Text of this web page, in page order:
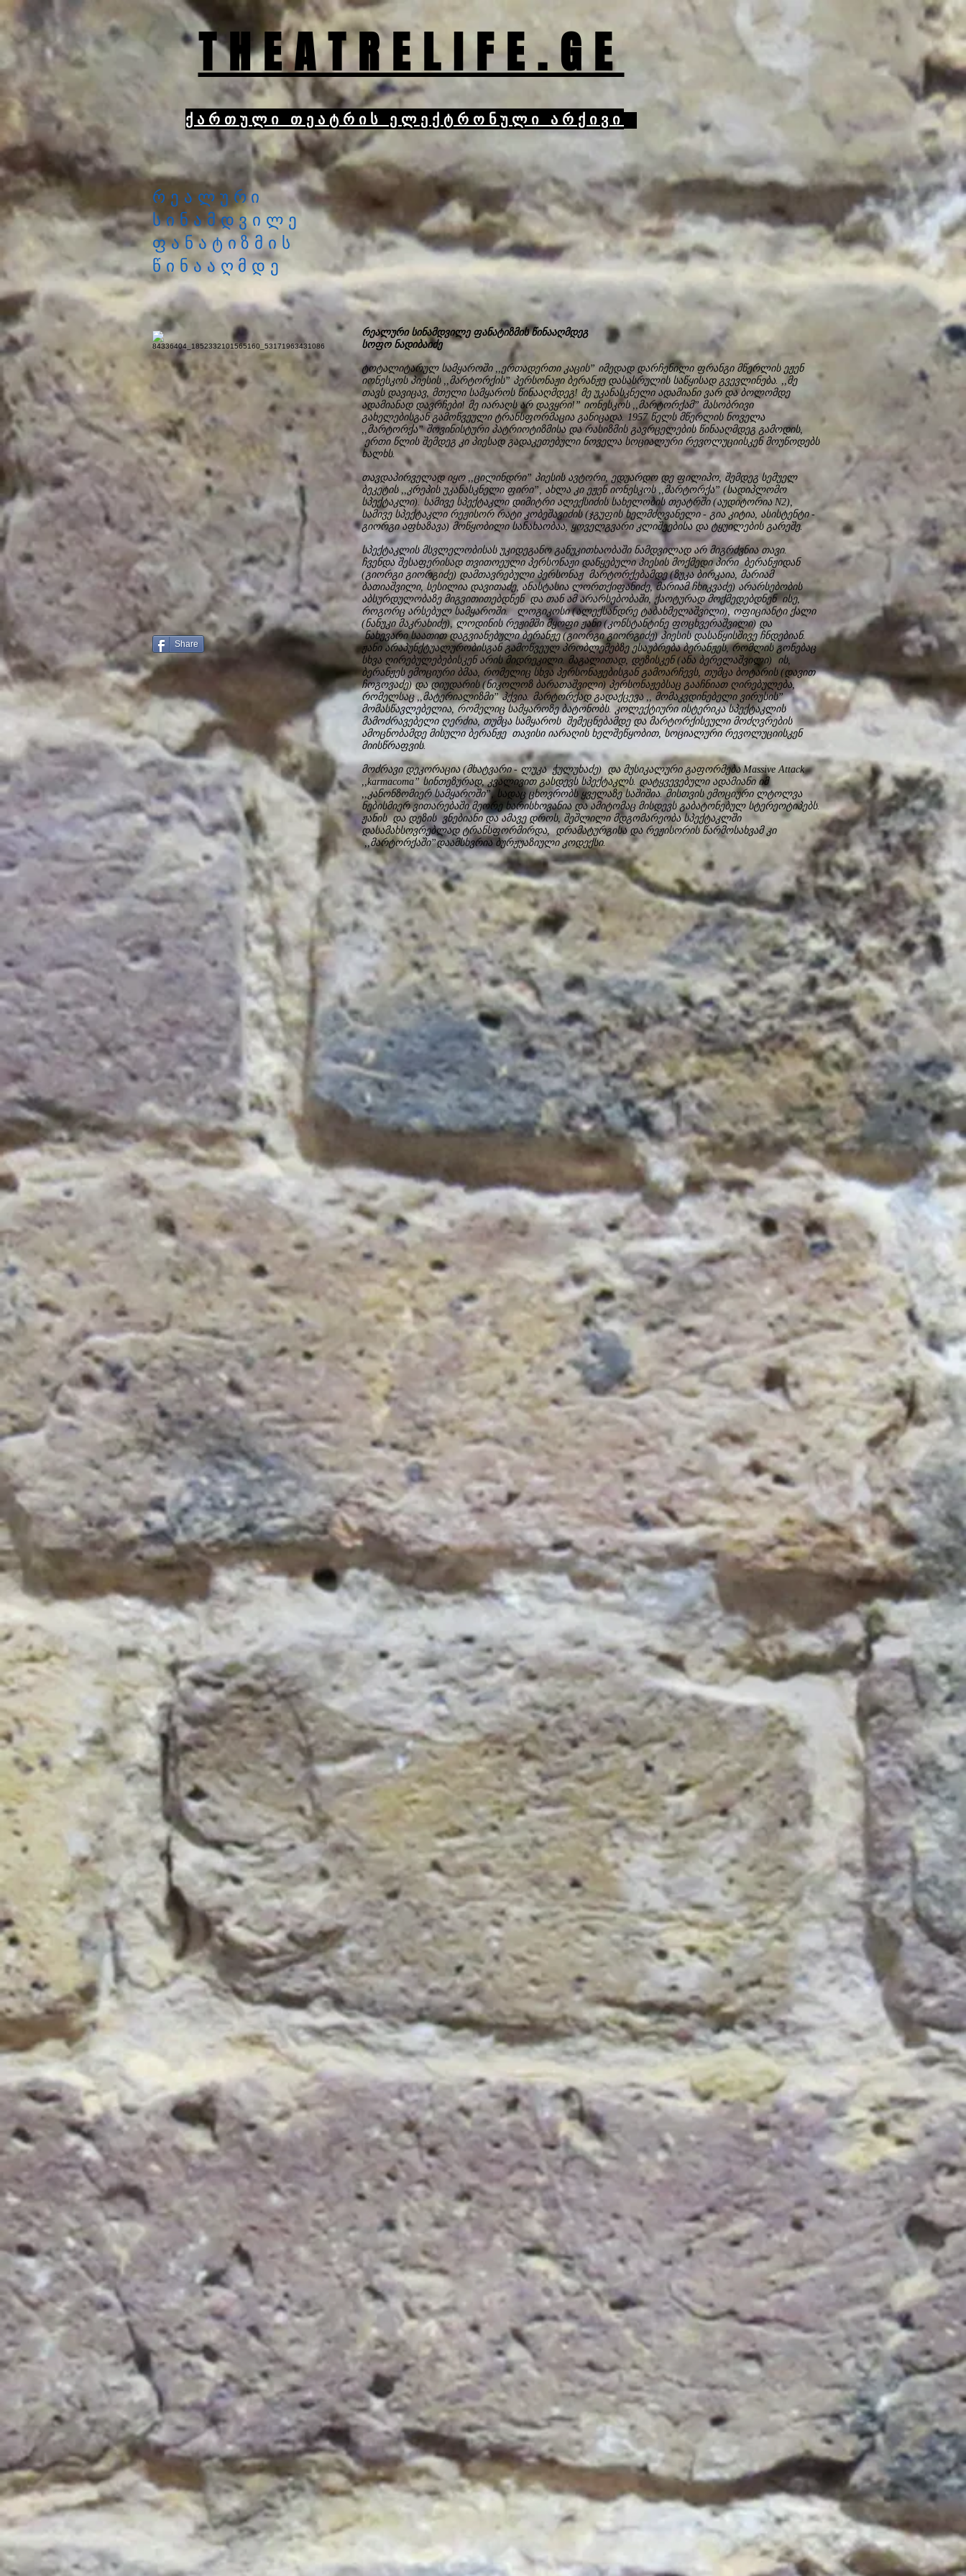
THEATRELIFE.GE
ქართული თეატრის ელექტრონული არქივი
რეალური
სინამდვილე
ფანატიზმის
წინააღმდე
Share
რეალური სინამდვილე ფანატიზმის წინააღმდეგ
სოფო ნადიბაიძე
ტოტალიტარულ სამყაროში ,,ერთადერთი კაცის” იმედად დარჩენილი ფრანგი მწერლის ეჟენ
იონესკოს პიესის ,,მარტორქის” პერსონაჟი ბერანჟე დასასრულის საწყისად გვევლინება. ,,მე
თავს დავიცავ, მთელი სამყაროს წინააღმდეგ! მე უკანასკნელი ადამიანი ვარ და ბოლომდე
ადამიანად დავრჩები! მე იარაღს არ დავყრი!” იონესკოს ,,მარტორქამ” მასობრივი
გახელებისგან გამოწვეული ტრანსფორმაცია განიცადა. 1957 წელს მწერლის ნოველა
,,მარტორქა” შოვინისტური პატრიოტიზმისა და რასიზმის გავრცელების წინააღმდეგ გამოდის,
ერთი წლის შემდეგ კი პიესად გადაკეთებული ნოველა სოციალური რევოლუციისკენ მოუწოდებს
ხალხს.
თავდაპირველად იყო ,,ცილინდრი” პიესის ავტორი, ედუარდო დე ფილიპო, შემდეგ სემუელ
ბეკეტის ,,კრეპის უკანასკნელი ფირი”, ახლა კი ეჟენ იონესკოს ,,მარტორქა” (სადიპლომო
სპექტაკლი). სამივე სპექტაკლი დიმიტრი ალექსიძის სახელობის თეატრში (აუდიტორია N2),
სამივე სპექტაკლი რეჟისორ რატი კობეშავიძის (ჯგუფის ხელმძღვანელი - გია კიტია, ასისტენტი -
გიორგი აფხაზავა) მოწყობილი სანახაობაა, ყოველგვარი კლიშეებისა და ტყუილების გარეშე.
სპექტაკლის მსვლელობისას უკიდეგანო განუკითხაობაში ნამდვილად არ მიგრძვნია თავი.
ჩვენდა შესაფერისად თვითოეული პერსონაჟი დაწყებული პიესის მოქმედი პირი ბერანჟიდან
(გიორგი გიორგიძე) დამთავრებული პერსონაჟ მარტორქებამდე (ზუკა ბირკაია, მარიამ
ბათიაშვილი, სესილია დავითაძე, ანასტასია ლორთქიფანიძე, მარიამ ჩხიკვაძე) არარსებობის
აბსურდულობაზე მიგვითითებდნენ და თან ამ არარსებობაში, ქაოტურად მოქმედებდნენ ისე,
როგორც არსებულ სამყაროში. ლოგიკოსი (ალექსანდრე ტაბახმელაშვილი), ოფიციანტი ქალი
(ნანუკი მაკრახიძე), ლოდინის რეჟიმში მყოფი ჟანი (კონსტანტინე ფოცხვერაშვილი) და
ნახევარი საათით დაგვიანებული ბერანჟე (გიორგი გიორგიძე) პიესის დასაწყისშივე ჩნდებიან.
ჟანი არაპუნქტუალურობისგან გამოწვეულ პრობლემებზე ესაუბრება ბერანჟეს, რომლის გონებაც
სხვა ღირებულებებისკენ არის მიდრეკილი. მაგალითად, დეზისკენ (ანა ბერელაშვილი) ის,
ბერანჟეს ემოციური ბმაა, რომელიც სხვა პერსონაჟებისგან გამოარჩევს, თუმცა ბოტარის (დავით
ჩოგოვაძე) და დიუდარის (ნიკოლოზ ბარათაშვილი) პერსონაჟებსაც გააჩნიათ ღირებულება,
რომელსაც ,,მატერიალიზმი” ჰქვია. მარტორქად გადაქცევა ,, მომაკვდინებელი ვირუსის”
მომასწავლებელია, რომელიც სამყაროზე ბატონობს. კოლექტიური ისტერიკა სპექტაკლის
მამოძრავებელი ღერძია, თუმცა სამყაროს შემეცნებამდე და მარტორქისეული მოძღვრების
ამოცნობამდე მისული ბერანჟე თავისი იარაღის ხელშეწყობით, სოციალური რევოლუციისკენ
მიისწრაფვის.
მოძრავი დეკორაცია (მხატვარი - ლუკა ჭულუხაძე) და მუსიკალური გაფორმება Massive Attack
,,karmacoma” სინთეზურად, კვალივით გასდევს სპექტაკლს. დატყვევებული ადამიანი იმ
,,კანონზომიერ სამყაროში”, სადაც ცხოვრობს ყველაზე საშიშია. მისთვის ემოციური ლტოლვა
ნებისმიერ ვითარებაში მეორე ხარისხოვანია და ამიტომაც მისდევს გაბატონებულ სტერეოტიპებს.
ჟანის და დეზის ვნებიანი და ამავე დროს, შეშლილი მდგომარეობა სპექტაკლში
დასამახსოვრებლად ტრანსფორმირდა, დრამატურგისა და რეჟისორის წარმოსახვამ კი
,,მარტორქაში”დაამსხვრია ბურჟუაზიული კოდექსი.